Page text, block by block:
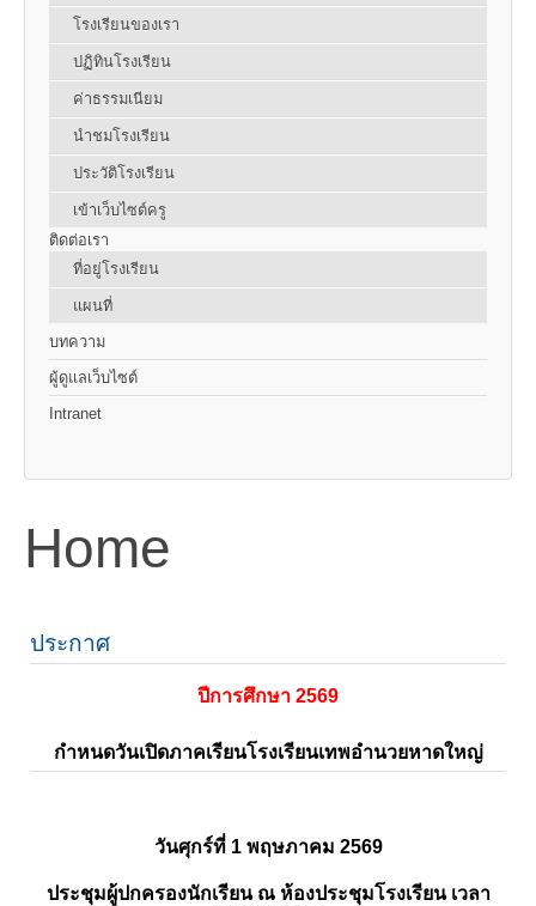
โรงเรียนของเรา
ปฏิทินโรงเรียน
ค่าธรรมเนียม
นำชมโรงเรียน
ประวัติโรงเรียน
เข้าเว็บไซต์ครู
ติดต่อเรา
ที่อยู่โรงเรียน
แผนที่
บทความ
ผู้ดูแลเว็บไซต์
Intranet
Home
ประกาศ
ปีการศึกษา 2569
กำหนดวันเปิดภาคเรียนโรงเรียนเทพอำนวยหาดใหญ่
วันศุกร์ที่ 1 พฤษภาคม 2569
ประชุมผู้ปกครองนักเรียน ณ ห้องประชุมโรงเรียน เวลา